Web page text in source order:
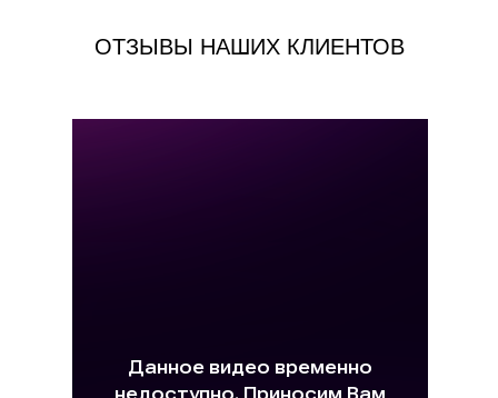
ОТЗЫВЫ НАШИХ КЛИЕНТОВ